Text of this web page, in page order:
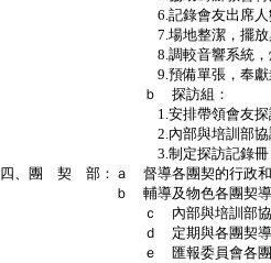
6.記錄會友出席人數，制
7.場地整潔，擺放桌椅，
8.調較音響系統，燈光
9.預備單張，奉獻封，新
ｂ 探訪組：
1.安排帶領會友探訪
2.內部與培訓部協調提供訓
3.制定探訪記錄冊，以
四、團 契 部：ａ 督導各團契的行政和
ｂ 輔導及物色各團契導
ｃ 內部與培訓部協調提供
ｄ 定期與各團契導師開會
ｅ 匯報委員會各團契進